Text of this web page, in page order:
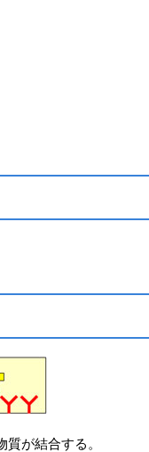
が結合する。